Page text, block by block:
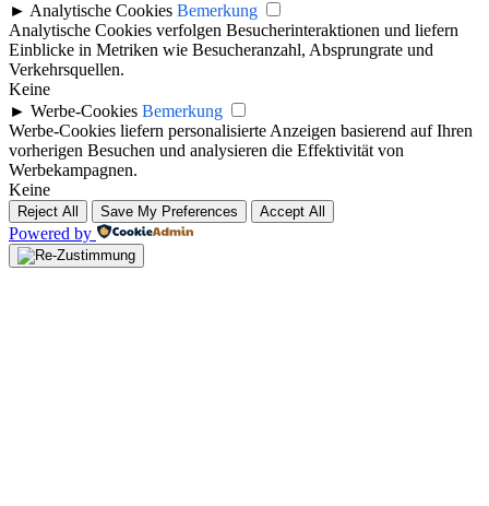
► Analytische Cookies Bemerkung
Analytische Cookies verfolgen Besucherinteraktionen und liefern
Einblicke in Metriken wie Besucheranzahl, Absprungrate und
Verkehrsquellen.
Keine
► Werbe-Cookies Bemerkung
Werbe-Cookies liefern personalisierte Anzeigen basierend auf Ihren
vorherigen Besuchen und analysieren die Effektivität von
Werbekampagnen.
Keine
Reject All Save My Preferences Accept All
Powered by